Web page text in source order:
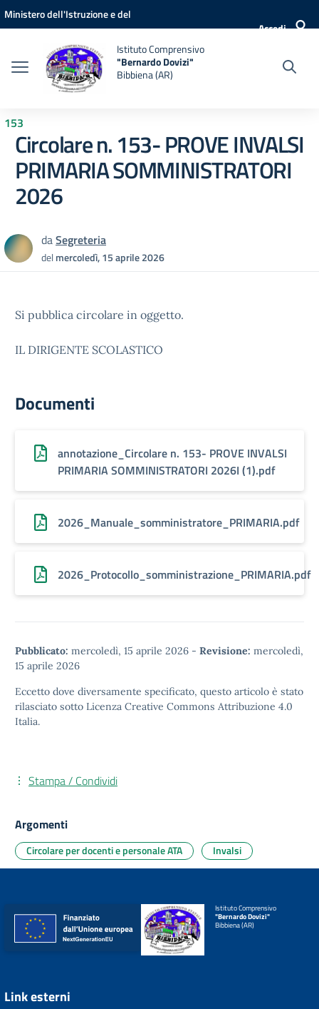
Vai ai contenuti
Vai al menu di navigazione
Vai al footer
Ministero dell'Istruzione e del
Accedi
Istituto Comprensivo
"Bernardo Dovizi"
Bibbiena (AR)
153
Circolare n. 153- PROVE INVALSI
PRIMARIA SOMMINISTRATORI
2026
daSegreteria
delmercoledì, 15 aprile 2026
Si pubblica circolare in oggetto.
IL DIRIGENTE SCOLASTICO
Documenti
annotazione_Circolare n. 153- PROVE INVALSI
PRIMARIA SOMMINISTRATORI 2026I (1).pdf
2026_Manuale_somministratore_PRIMARIA.pdf
2026_Protocollo_somministrazione_PRIMARIA.pdf
Pubblicato: mercoledì, 15 aprile 2026 - Revisione: mercoledì,
15 aprile 2026
Eccetto dove diversamente specificato, questo articolo è stato
rilasciato sotto Licenza Creative Commons Attribuzione 4.0
Italia.
Stampa / Condividi
Argomenti
Circolare per docenti e personale ATA Invalsi
Istituto Comprensivo
"Bernardo Dovizi"
Bibbiena (AR)
Link esterni